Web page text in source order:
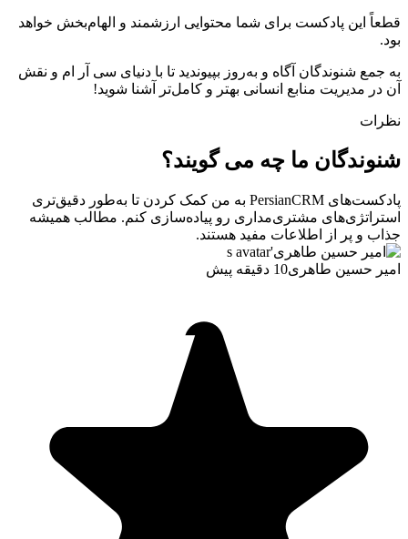
قطعاً این پادکست برای شما محتوایی ارزشمند و الهام‌بخش خواهد
بود.
به جمع شنوندگان آگاه و به‌روز بپیوندید تا با دنیای سی آر ام و نقش
آن در مدیریت منابع انسانی بهتر و کامل‌تر آشنا شوید!
نظرات
شنوندگان ما چه می گویند؟
پادکست‌های PersianCRM به من کمک کردن تا به‌طور دقیق‌تری
استراتژی‌های مشتری‌مداری رو پیاده‌سازی کنم. مطالب همیشه
جذاب و پر از اطلاعات مفید هستند.
امیر حسین طاهری10 دقیقه پیش